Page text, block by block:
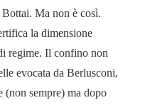
Ma non è così.
la dimensione
regime. Il confino non
evocata da Berlusconi,
(non sempre) ma dopo